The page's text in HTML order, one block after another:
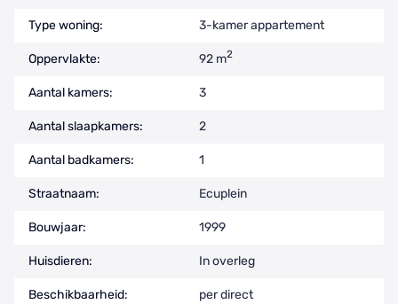
Type woning: 3-kamer appartement
Oppervlakte: 92 m2
Aantal kamers: 3
Aantal slaapkamers: 2
Aantal badkamers: 1
Straatnaam: Ecuplein
Bouwjaar: 1999
Huisdieren: In overleg
Beschikbaarheid: per direct